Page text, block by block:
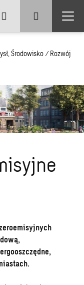
Środowisko / Rozwój